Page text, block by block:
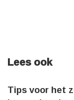
Lees ook
Tips voor het